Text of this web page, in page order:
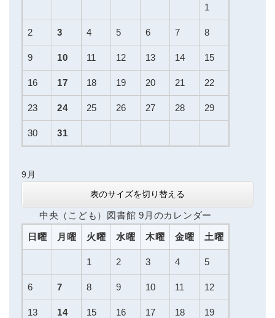
1
2 3 4 5 6 7 8
9 10 11 12 13 14 15
16 17 18 19 20 21 22
23 24 25 26 27 28 29
30 31
9月
表のサイズを切り替える
中央（こども）図書館 9月のカレンダー
日曜 月曜 火曜 水曜 木曜 金曜 土曜
1 2 3 4 5
6 7 8 9 10 11 12
13 14 15 16 17 18 19